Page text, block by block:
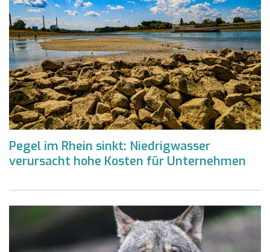
Pegel im Rhein sinkt: Niedrigwasser
verursacht hohe Kosten für Unternehmen